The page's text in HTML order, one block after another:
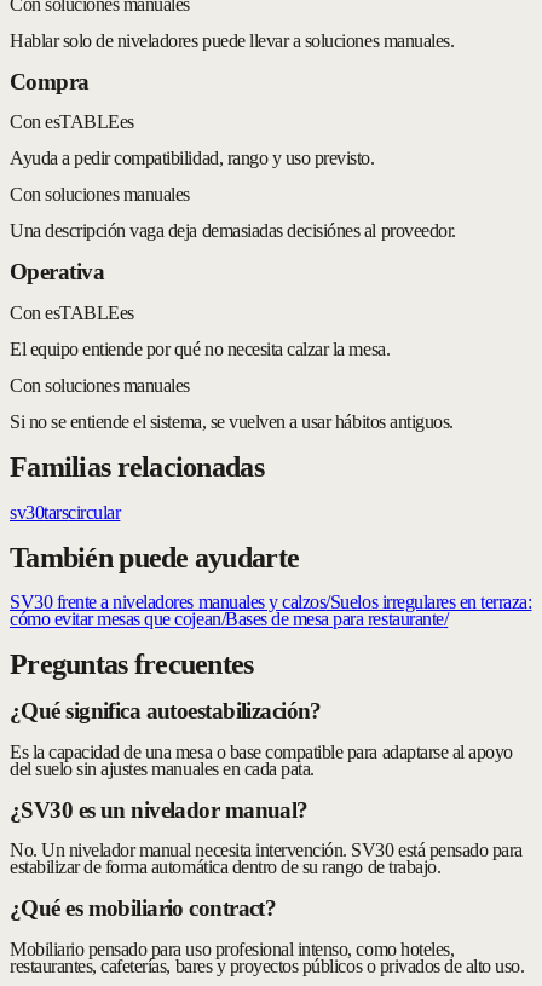
Con soluciones manuales
Hablar solo de niveladores puede llevar a soluciones manuales.
Compra
Con esTABLEes
Ayuda a pedir compatibilidad, rango y uso previsto.
Con soluciones manuales
Una descripción vaga deja demasiadas decisiónes al proveedor.
Operativa
Con esTABLEes
El equipo entiende por qué no necesita calzar la mesa.
Con soluciones manuales
Si no se entiende el sistema, se vuelven a usar hábitos antiguos.
Familias relacionadas
sv30tarscircular
También puede ayudarte
SV30 frente a niveladores manuales y calzos/Suelos irregulares en terraza:
cómo evitar mesas que cojean/Bases de mesa para restaurante/
Preguntas frecuentes
¿Qué significa autoestabilización?
Es la capacidad de una mesa o base compatible para adaptarse al apoyo
del suelo sin ajustes manuales en cada pata.
¿SV30 es un nivelador manual?
No. Un nivelador manual necesita intervención. SV30 está pensado para
estabilizar de forma automática dentro de su rango de trabajo.
¿Qué es mobiliario contract?
Mobiliario pensado para uso profesional intenso, como hoteles,
restaurantes, cafeterías, bares y proyectos públicos o privados de alto uso.